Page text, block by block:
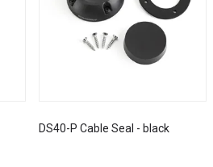
DS40-P Cable Seal - black